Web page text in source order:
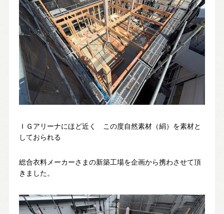
よくある質問
求人情報
お電話でのお問い合わせ
TEL: 052-911-9345
[受付時間] 9:00～18:00
モデルハウス見学予約
お問い合わせ・カタログ請求
家づくり無料相談会
ＩＧアリーナにほど近く この度自然素材（絹）を素材と
しておられる
総合衣料メーカーさまの新築工場を企画から携わさせて頂
きました。